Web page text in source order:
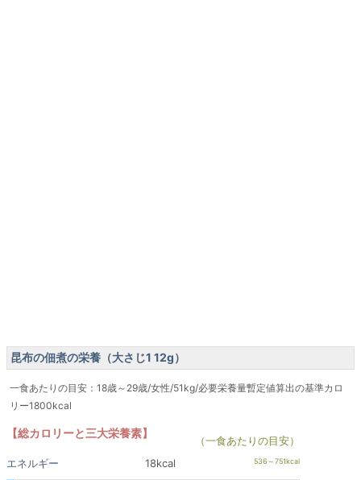
昆布の佃煮の栄養（大さじ1 12g）
一食あたりの目安：18歳～29歳/女性/51kg/必要栄養量暫定値算出の基準カロ
リー1800kcal
【総カロリーと三大栄養素】
（一食あたりの目安）
エネルギー
18kcal